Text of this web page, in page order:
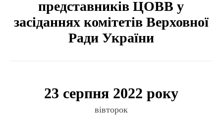
представників ЦОВВ у
засіданнях комітетів Верховної
Ради України
23 серпня 2022 року
вівторок